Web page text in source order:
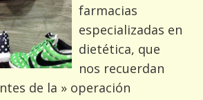
farmacias
especializadas en
dietética, que
nos recuerdan
de la » operación